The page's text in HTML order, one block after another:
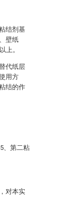
结剂基
壁纸
上。
代纸层
用方
结的作
、第二粘
对本实